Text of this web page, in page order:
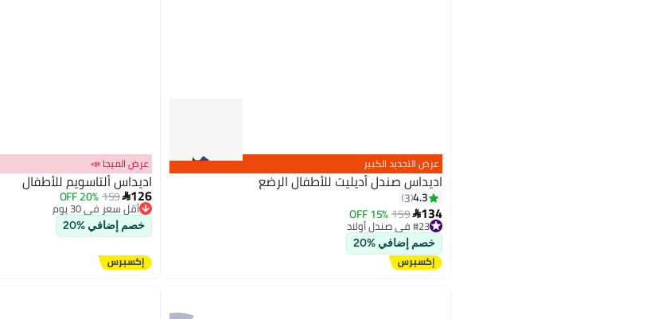
عرض التجديد الكبير
اديداس صندل أديليت للأطفال الرضع
4.3
3
134
159
15% OFF #23 في صندل أولاد
توصيل مجاني
#23 في صندل أولاد
خصم إضافي %20
عرض الميجا 📣
اديداس ألتاسويم للأطفال
126
159
20% OFF
أقل سعر في 30 يوم
توصيل مجاني
أقل سعر في 30 يوم
خصم إضافي %20